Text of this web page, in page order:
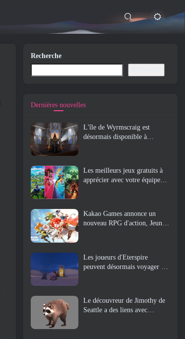
Recherche
Dernières nouvelles
L'île de Wyrmscraig est
désormais disponible à
Les meilleurs jeux gratuits à
apprécier avec votre équipe
Kakao Games annonce un
nouveau RPG d'action, Jeune
Les joueurs d'Eterspire
peuvent désormais voyager un
Le découvreur de Jimothy de
Seattle a des liens avec